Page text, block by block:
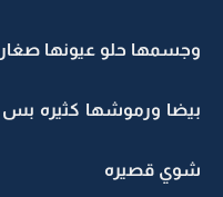
وجسمها حلو عيونها
بيضا ورموشها كثيره
شوي قصيره